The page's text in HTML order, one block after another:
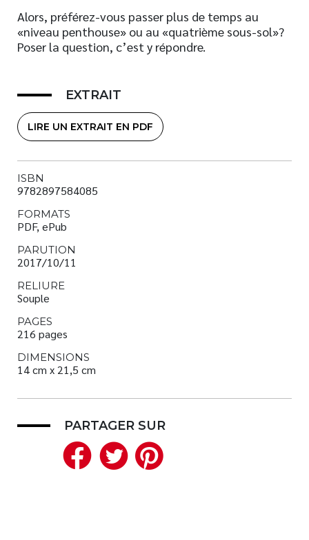
Alors, préférez-vous passer plus de temps au
«niveau penthouse» ou au «quatrième sous-sol»?
Poser la question, c’est y répondre.
EXTRAIT
LIRE UN EXTRAIT EN PDF
ISBN
9782897584085
FORMATS
PDF, ePub
PARUTION
2017/10/11
RELIURE
Souple
PAGES
216 pages
DIMENSIONS
14 cm x 21,5 cm
PARTAGER SUR
Facebook
Twitter